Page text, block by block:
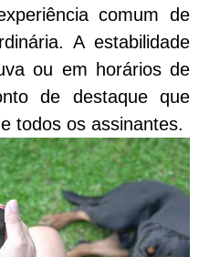
comum de
A estabilidade
ou em horários de
de destaque que
todos os assinantes.